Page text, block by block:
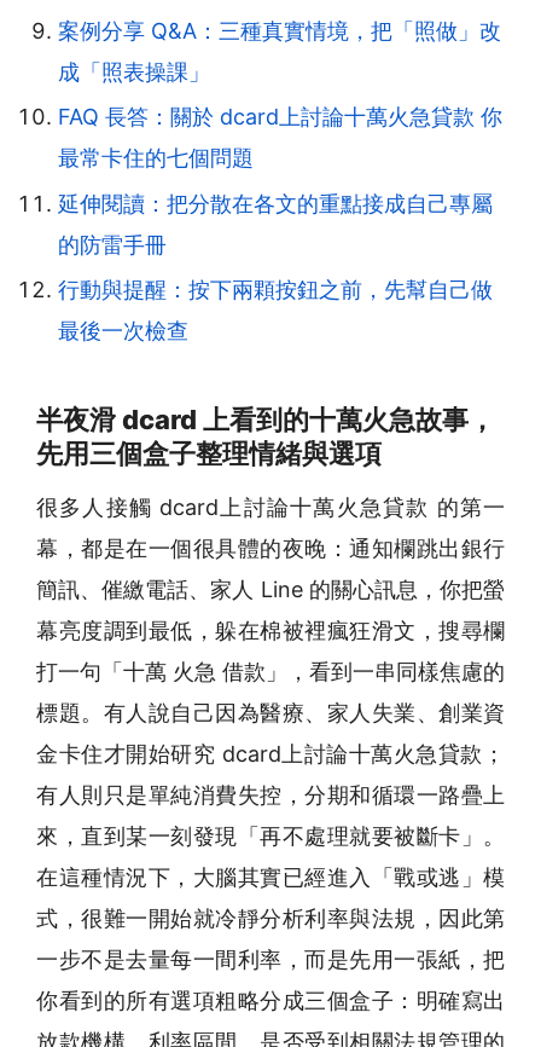
案例分享 Q&A：三種真實情境，把「照做」改
成「照表操課」
FAQ 長答：關於 dcard上討論十萬火急貸款 你
最常卡住的七個問題
延伸閱讀：把分散在各文的重點接成自己專屬
的防雷手冊
行動與提醒：按下兩顆按鈕之前，先幫自己做
最後一次檢查
半夜滑 dcard 上看到的十萬火急故事，
先用三個盒子整理情緒與選項
很多人接觸 dcard上討論十萬火急貸款 的第一
幕，都是在一個很具體的夜晚：通知欄跳出銀行
簡訊、催繳電話、家人 Line 的關心訊息，你把螢
幕亮度調到最低，躲在棉被裡瘋狂滑文，搜尋欄
打一句「十萬 火急 借款」，看到一串同樣焦慮的
標題。有人說自己因為醫療、家人失業、創業資
金卡住才開始研究 dcard上討論十萬火急貸款；
有人則只是單純消費失控，分期和循環一路疊上
來，直到某一刻發現「再不處理就要被斷卡」。
在這種情況下，大腦其實已經進入「戰或逃」模
式，很難一開始就冷靜分析利率與法規，因此第
一步不是去量每一間利率，而是先用一張紙，把
你看到的所有選項粗略分成三個盒子：明確寫出
放款機構、利率區間、是否受到相關法規管理的